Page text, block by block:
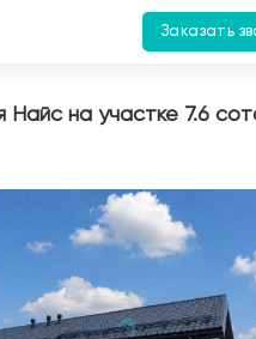
Заказать
на участке 7.6